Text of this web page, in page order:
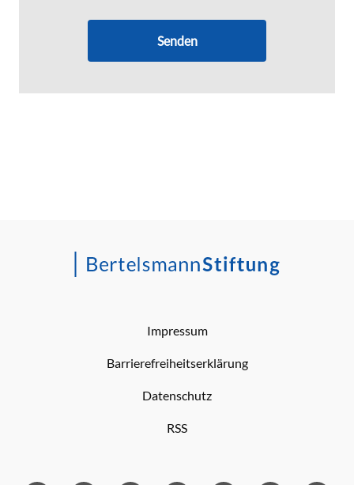
Senden
Impressum
Barrierefreiheitserklärung
Datenschutz
RSS